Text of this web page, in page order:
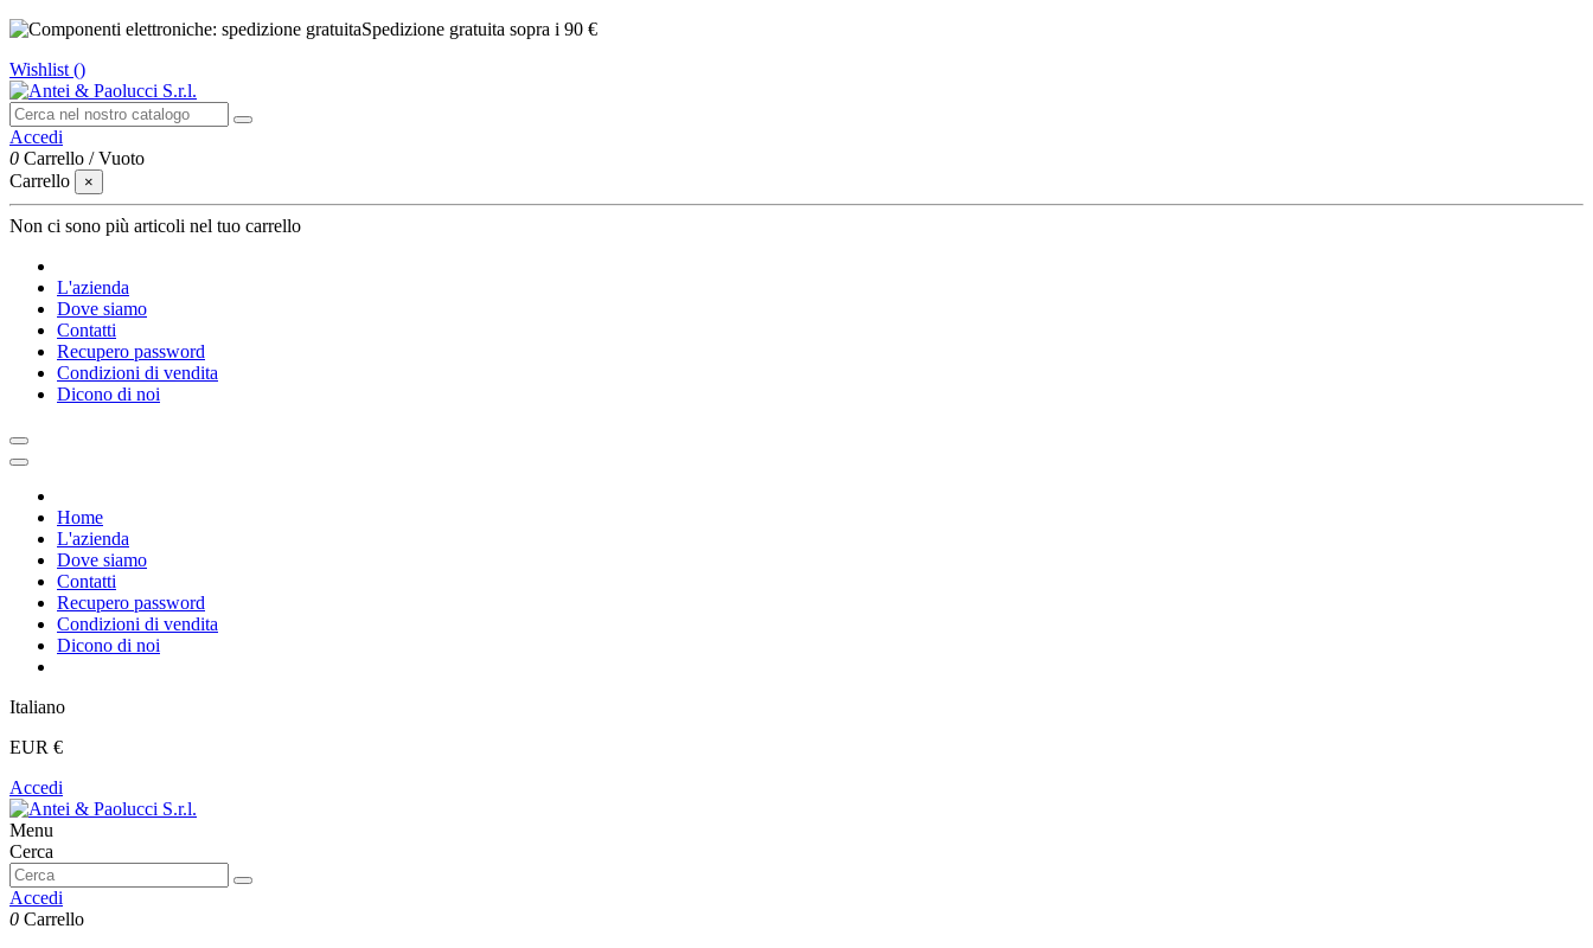
Spedizione gratuita sopra i 90 €
Wishlist ()
Accedi
0 Carrello /Vuoto
Carrello
×
Non ci sono più articoli nel tuo carrello
L'azienda
Dove siamo
Contatti
Recupero password
Condizioni di vendita
Dicono di noi
Home
L'azienda
Dove siamo
Contatti
Recupero password
Condizioni di vendita
Dicono di noi
Italiano
EUR €
Accedi
Menu
Cerca
Accedi
0 Carrello